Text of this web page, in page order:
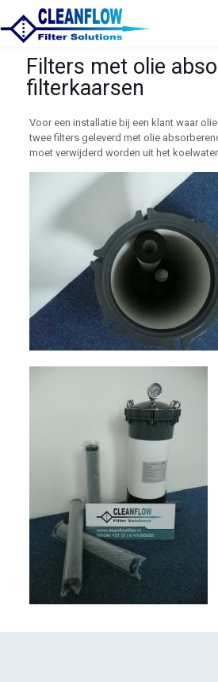
Filters met olie
filterkaarsen
Voor een installatie bij een klant waar
twee filters geleverd met olie
moet verwijderd worden uit het